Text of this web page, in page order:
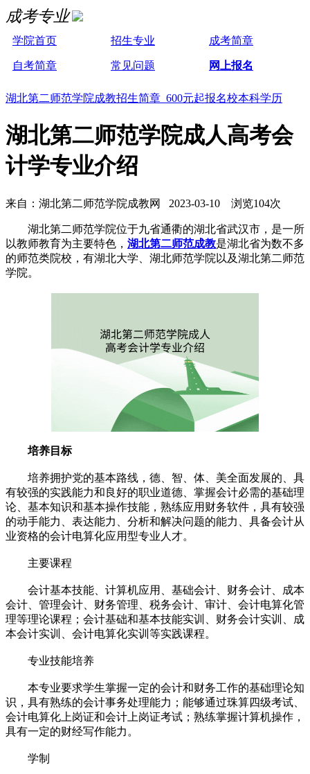
成考专业
学院首页 招生专业 成考简章
自考简章 常见问题 网上报名
湖北第二师范学院成教招生简章 600元起报名校本科学历
湖北第二师范学院成人高考会
计学专业介绍
来自：湖北第二师范学院成教网 2023-03-10 浏览104次
湖北第二师范学院位于九省通衢的湖北省武汉市，是一所
以教师教育为主要特色， 湖北第二师范成教是湖北省为数不多
的师范类院校，有湖北大学、湖北师范学院以及湖北第二师范
学院。
培养目标
培养拥护党的基本路线，德、智、体、美全面发展的、具
有较强的实践能力和良好的职业道德、掌握会计必需的基础理
论、基本知识和基本操作技能，熟练应用财务软件，具有较强
的动手能力、表达能力、分析和解决问题的能力、具备会计从
业资格的会计电算化应用型专业人才。
主要课程
会计基本技能、计算机应用、基础会计、财务会计、成本
会计、管理会计、财务管理、税务会计、审计、会计电算化管
理等理论课程；会计基础和基本技能实训、财务会计实训、成
本会计实训、会计电算化实训等实践课程。
专业技能培养
本专业要求学生掌握一定的会计和财务工作的基础理论知
识，具有熟练的会计事务处理能力；能够通过珠算四级考试、
会计电算化上岗证和会计上岗证考试；熟练掌握计算机操作，
具有一定的财经写作能力。
学制